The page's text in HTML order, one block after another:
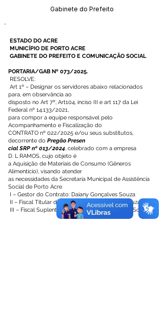
Gabinete do Prefeito
ESTADO DO ACRE
MUNICÍPIO DE PORTO ACRE
GABINETE DO PREFEITO E COMUNICAÇÃO SOCIAL
PORTARIA/GAB Nº 073/2025.
RESOLVE:
Art 1º – Designar os servidores abaixo relacionados
para, em observância ao
disposto no Art 7º, Art104, inciso III e art 117 da Lei
Federal nº 14.133/2021,
para compor a equipe responsável pelo
Acompanhamento e Fiscalização do
CONTRATO nº 022/2025 e/ou seus substitutos,
decorrente do Pregão Presen
cial SRP nº 013/2024, celebrado com a empresa
D. L RAMOS, cujo objeto é
a Aquisição de Materiais de Consumo (Gêneros
Alimentício), visando atender
as necessidades da Secretaria Municipal de Assistência
Social de Porto Acre
I – Gestor do Contrato: Daiany Gonçalves Souza
II – Fiscal Titular do Contrato: Maria Feitosa Souza
III – Fiscal Suplente do Contrato: Raira Silva de Souza